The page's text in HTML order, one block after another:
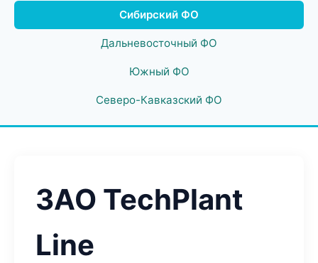
Сибирский ФО
Дальневосточный ФО
Южный ФО
Северо-Кавказский ФО
ЗАО TechPlant
Line